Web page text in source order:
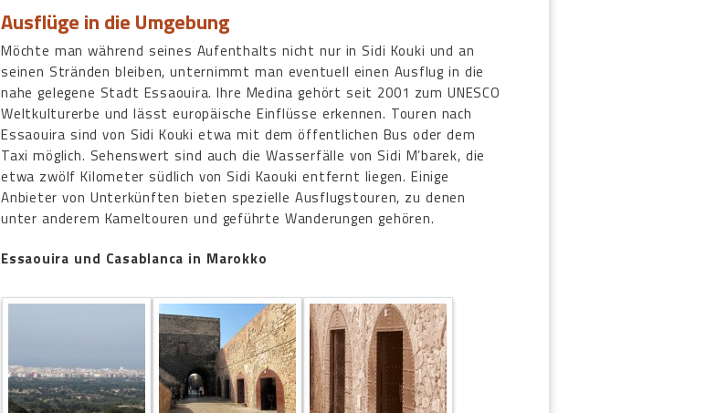
Ausflüge in die Umgebung
Möchte man während seines Aufenthalts nicht nur in Sidi Kouki und an
seinen Stränden bleiben, unternimmt man eventuell einen Ausflug in die
nahe gelegene Stadt Essaouira. Ihre Medina gehört seit 2001 zum UNESCO
Weltkulturerbe und lässt europäische Einflüsse erkennen. Touren nach
Essaouira sind von Sidi Kouki etwa mit dem öffentlichen Bus oder dem
Taxi möglich. Sehenswert sind auch die Wasserfälle von Sidi M’barek, die
etwa zwölf Kilometer südlich von Sidi Kaouki entfernt liegen. Einige
Anbieter von Unterkünften bieten spezielle Ausflugstouren, zu denen
unter anderem Kameltouren und geführte Wanderungen gehören.
Essaouira und Casablanca in Marokko